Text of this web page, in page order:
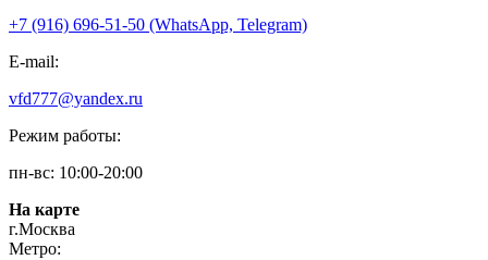
+7 (916) 696-51-50 (WhatsApp, Telegram)
E-mail:
vfd777@yandex.ru
Режим работы:
пн-вс: 10:00-20:00
На карте
г.Москва
Метро: